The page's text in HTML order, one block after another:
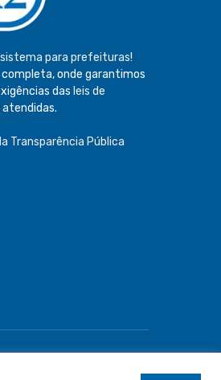
sistema para prefeituras!
completa, onde garantimos
das leis de
atendidas.
Transparência Pública